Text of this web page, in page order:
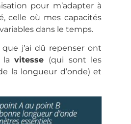
pour m’adapter à
celle où mes capacités
dans le temps.
j’ai dû repenser ont
lavitesse (qui sont les
la longueur d’onde) et